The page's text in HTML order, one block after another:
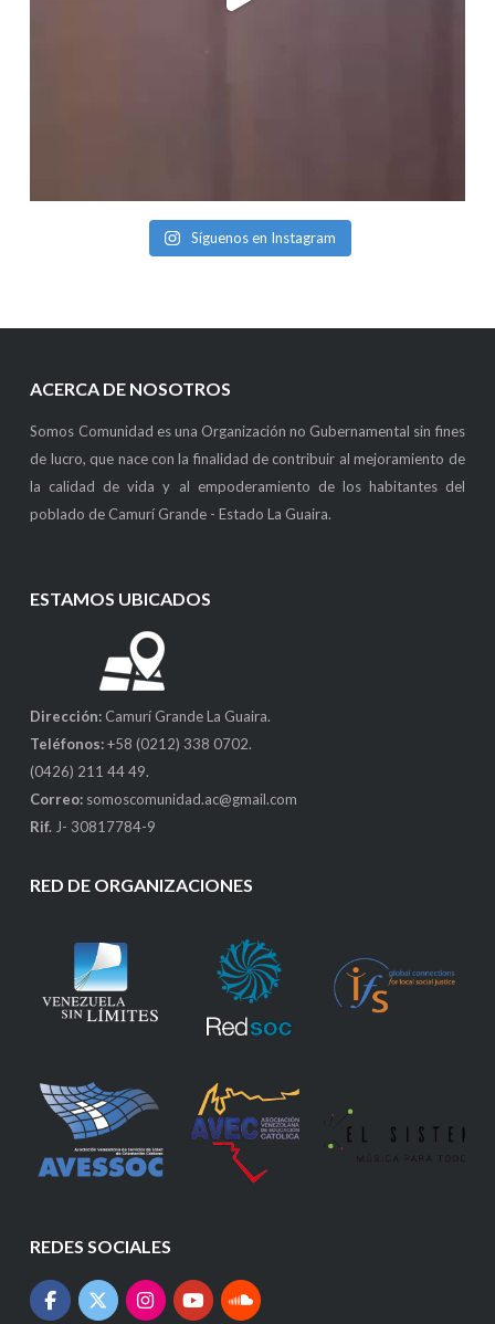
Síguenos en Instagram
ACERCA DE NOSOTROS
Somos Comunidad es una Organización no Gubernamental sin fines
de lucro, que nace con la finalidad de contribuir al mejoramiento de
la calidad de vida y al empoderamiento de los habitantes del
poblado de Camurí Grande - Estado La Guaira.
ESTAMOS UBICADOS
Dirección: Camurí Grande La Guaira.
Teléfonos:+58 (0212) 338 0702.
(0426) 211 44 49.
Correo: somoscomunidad.ac@gmail.com
Rif. J- 30817784-9
RED DE ORGANIZACIONES
REDES SOCIALES